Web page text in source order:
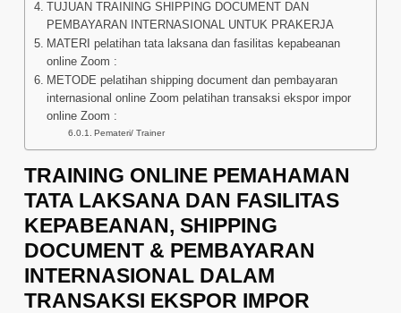
TUJUAN TRAINING SHIPPING DOCUMENT DAN
PEMBAYARAN INTERNASIONAL UNTUK PRAKERJA
MATERI pelatihan tata laksana dan fasilitas kepabeanan
online Zoom :
METODE pelatihan shipping document dan pembayaran
internasional online Zoom pelatihan transaksi ekspor impor
online Zoom :
Pemateri/ Trainer
TRAINING ONLINE PEMAHAMAN
TATA LAKSANA DAN FASILITAS
KEPABEANAN, SHIPPING
DOCUMENT & PEMBAYARAN
INTERNASIONAL DALAM
TRANSAKSI EKSPOR IMPOR